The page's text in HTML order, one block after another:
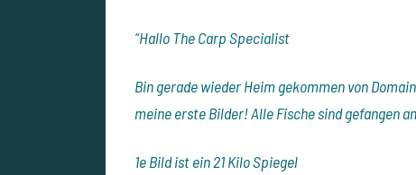
“Hallo The Carp Specialist
Bin gerade wieder Heim gekommen von
meine erste Bilder! Alle Fische sind gefangen
1e Bild ist ein 21 Kilo Spiegel